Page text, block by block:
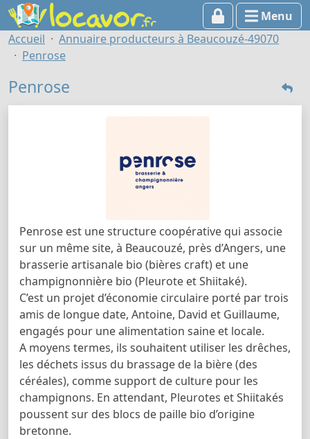
Menu
Accueil
Annuaire producteurs à Beaucouzé-49070
Penrose
Penrose
Penrose est une structure coopérative qui associe
sur un même site, à Beaucouzé, près d’Angers, une
brasserie artisanale bio (bières craft) et une
champignonnière bio (Pleurote et Shiitaké).
C’est un projet d’économie circulaire porté par trois
amis de longue date, Antoine, David et Guillaume,
engagés pour une alimentation saine et locale.
A moyens termes, ils souhaitent utiliser les drêches,
les déchets issus du brassage de la bière (des
céréales), comme support de culture pour les
champignons. En attendant, Pleurotes et Shiitakés
poussent sur des blocs de paille bio d’origine
bretonne.